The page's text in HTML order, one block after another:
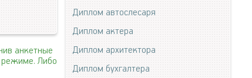
анкетные
режиме. Либо
Диплом автослесаря
Диплом актера
Диплом архитектора
Диплом бухгалтера